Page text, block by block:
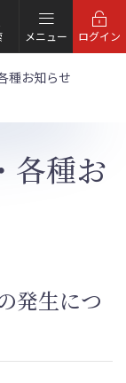
メニュー ログイン
種お知らせ
各種お
発生につ